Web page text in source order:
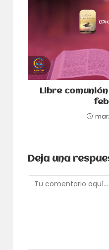
Libre
Deja una
Comentario